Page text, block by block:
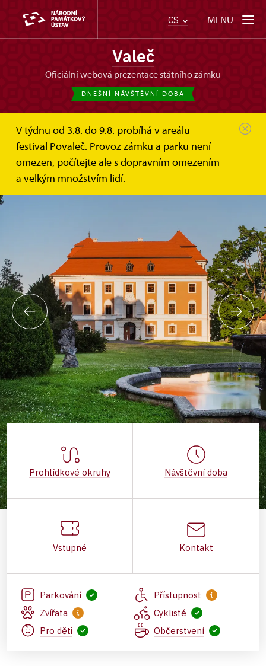
CS MENU
Valeč
oficiální webová prezentace státního zámku
DNEŠNÍ NÁVŠTĚVNÍ DOBA
V týdnu od 3.8. do 9.8. probíhá v areálu
festival Povaleč. Provoz zámku a parku není
omezen, počítejte ale s dopravním omezením
a velkým množstvím lidí.
Prohlídkové okruhy Návštěvní doba
Vstupné Kontakt
Parkování
Přístupnost
Zvířata
Cyklisté
Pro děti
Občerstvení